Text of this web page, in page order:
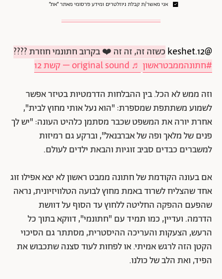
אני מאשר/ת קבלת ניוזלטרים ומידע פרסומי מאתר ״את״
@keshet.12
כשזה זה, זה זה ❤️ בקרוב חתונמי חוזרת ????
#חתונהממבטראשון ♬ original sound – קשת 12
וזה ממש לא הכל. בין ההבלחות הדרמטיות בטיזר אפשר
לשמוע משתתפת שמספרת: "הוא נעל אותי מחוץ לבית",
אחרת יורה את המשפט שכבר מסתמן כלהיט העונה: "יש לך
פנים של מלאך ופה של אברבנאל", וברקע גם רמיזות
למשברים כבדים סביב זוגיות והבאת ילדים לעולם.
אם בעונה הקודמת שלחתונה ממבט ראשוןלא יצא אפילו זוג
אחד שהצליח לשרוד באמת מחוץ לבועה הטלוויזיונית, נראה
שהפעם ההפקה החליטה ללחוץ עד הסוף על דוושת
הדרמה. ועדיין, כמו תמיד עם "חתונמי", דווקא בתוך כל
הרעש, הצעקות והעריכה ההיסטרית, מסתתר גם הסיכוי
הקטן הזה לרגש אמיתי. או לפחות לעוד סצנה שתכבוש את
הפיד, ואת הלב של כולנו.